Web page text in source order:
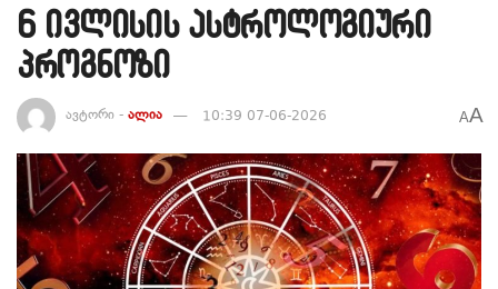
6 ივლისის ასტროლოგიური
პროგნოზი
ავტორი - ალია 10:39 07-06-2026 AA